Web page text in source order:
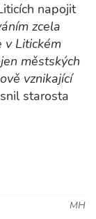
napojit
zcela
v Litickém
městských
vznikající
starosta
MH